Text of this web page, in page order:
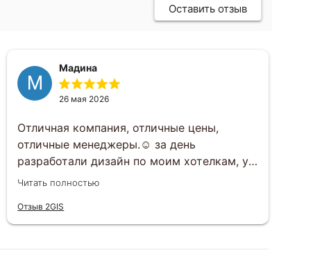
Оставить отзыв
М
Мадина
26 мая 2026
Отличная компания, отличные цены,
отличные менеджеры.☺️ за день
разработали дизайн по моим хотелкам, у
вечеру того же дня все утвердили.
целости, шоколад не растаял, к тому же
очень вкусный)
Читать полностью
Отзыв 2GIS